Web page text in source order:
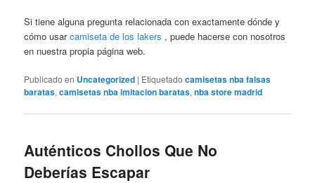
Si tiene alguna pregunta relacionada con exactamente dónde y
cómo usarcamiseta de los lakers , puede hacerse con nosotros
en nuestra propia página web.
Publicado en Uncategorized | Etiquetado camisetas nba falsas
baratas,camisetas nba imitacion baratas,nba store madrid
Auténticos Chollos Que No
Deberías Escapar